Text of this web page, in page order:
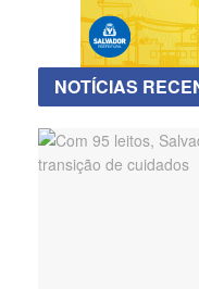
NOTÍCIAS